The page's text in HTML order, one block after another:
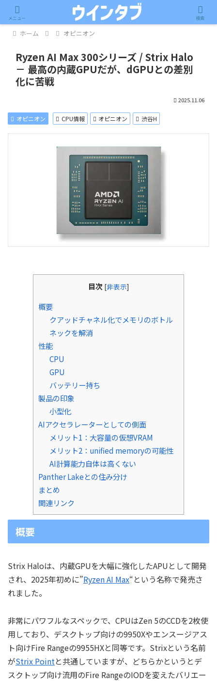
記事内に広告が含まれています。
ホーム オピニオン
Ryzen AI Max 300シリーズ / Strix Halo
－ 最高の内蔵GPUだが、dGPUとの差別
化に苦戦
2025.11.06
オピニオン CPU情報 オピニオン 渋谷H
目次 [非表示]
概要
クアッドチャネル化でメモリのボトル
ネックを解消
性能
CPU
GPU
バッテリー持ち
製品の印象
小型化
AIアクセラレーターとしての側面
メリット1：大容量の仮想VRAM
メリット2：unified memoryの可能性
AI計算能力自体は高くない
Panther Lakeとの住み分け
まとめ
関連リンク
概要
Strix Haloは、内蔵GPUを大幅に強化したAPUとして開発
され、2025年初めに”Ryzen AI Max“という名称で発売さ
れました。
非常にパワフルなスペックで、CPUはZen 5のCCDを2枚使
用しており、デスクトップ向けの9950Xやエンスージアス
ト向けFire Rangeの9955HXと同等です。Strixという名前
がStrix Pointと共通していますが、どちらかというとデ
スクトップ向け流用のFire RangeのIODを変えたバリエー
メニュー 検索